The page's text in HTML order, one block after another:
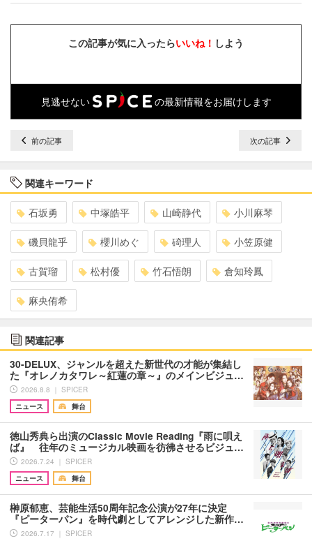
この記事が気に入ったらいいね！ しよう
見逃せない の最新情報をお届けします
前の記事 次の記事
関連キーワード
石坂勇 中塚皓平 山崎静代 小川麻琴
磯貝龍乎 櫻川めぐ 碕理人 小笠原健
古賀瑠 松村優 竹石悟朗 倉知玲鳳
麻央侑希
関連記事
30-DELUX、ジャンルを超えた新世代の才能が集結し
た『オレノカタワレ～紅蓮の章～』のメインビジュ…
2026.8.8 ｜ SPICER
ニュース
舞台
徳山秀典ら出演のClassic Movie Reading『雨に唄え
ば』 往年のミュージカル映画を彷彿させるビジュ…
2026.7.24 ｜ SPICER
ニュース
舞台
榊原郁恵、芸能生活50周年記念公演が27年に決定
『ピーターパン』を時代劇としてアレンジした新作…
2026.7.17 ｜ SPICER